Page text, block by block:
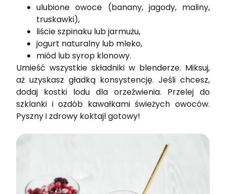
ulubione owoce (banany, jagody, maliny,
truskawki),
liście szpinaku lub jarmużu,
jogurt naturalny lub mleko,
miód lub syrop klonowy.
Umieść wszystkie składniki w blenderze. Miksuj,
aż uzyskasz gładką konsystencję. Jeśli chcesz,
dodaj kostki lodu dla orzeźwienia. Przelej do
szklanki i ozdób kawałkami świeżych owoców.
Pyszny i zdrowy koktajl gotowy!